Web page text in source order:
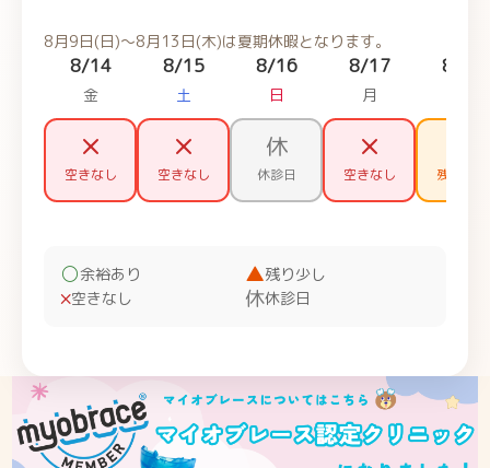
8月9日(日)〜8月13日(木)は夏期休暇となります。
8/14
金
8/15
土
8/16
日
8/17
月
8/18
○余裕あり ▲残り少し
×空きなし 休休診日